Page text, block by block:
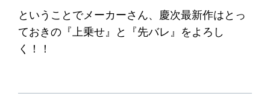
ということでメーカーさん、慶次最新作はとっ
ておきの『上乗せ』と『先バレ』をよろし
く！！